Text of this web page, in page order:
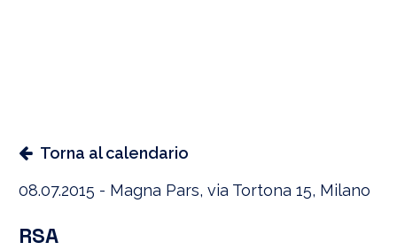
Torna al calendario
08.07.2015 - Magna Pars, via Tortona 15, Milano
RSA